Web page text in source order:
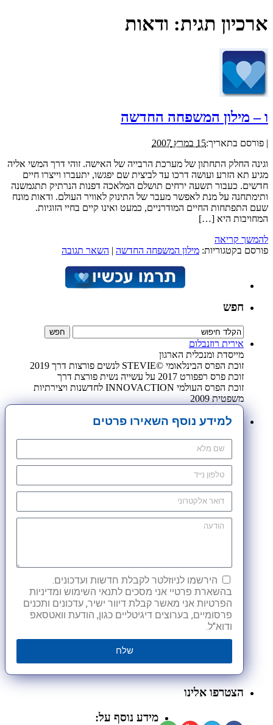
ארכיון תגית: ודאות
ו – מילון המשפחה החדשה
| פורסם בתאריך:15 במרץ 2007
וגינה החלק התחתון של מערכת הרבייה של האישה. זוהי דרך המשי אליה
מגיע תא הזרע ועושה דרכו עד לביצית שם יפגשו, יתעברו וייצרו חיים
חדשים. כעבור תשעה ירחים תושלם המלאכה דפנות הנרתיק תתגמשנה
ותימתחנה על מנת לאפשר מעבר של התינוק לאוויר העולם. ודאות מונח
שעם התפתחות החיים המודרניים, כמעט ואינו קיים בחיי הזוגיות.
המחויבות היא […]
להמשך קריאה
פורסם בקטגוריות: מילון המשפחה החדשה | השאר תגובה
חפש
אירית רוזנבלום
מייסדת ומנכלית הארגון
זוכת הפרס הבינלאומי ©STEVIE לנשים פורצות דרך 2019
זוכת פרס רפפורט 2017 על עשייה נשית פורצת דרך
זוכת הפרס העולמי INNOVACTION לחדשנות ויצירתיות
משפטית 2009
למידע נוסף השאירו פרטים
הירשמו לניוזלטר לקבלת חדשות ועדכונים.
בהשארת פרטיי אני מסכים לתנאי השימוש ומדיניות
הפרטיות אני מאשר קבלת דיוור ישיר, עדכונים ותכנים
פרסומיים, בערוצים דיגיטליים כגון, הודעת וואטסאפ
ודוא"ל.
שלח
הצטרפו אלינו
מידע נוסף על: